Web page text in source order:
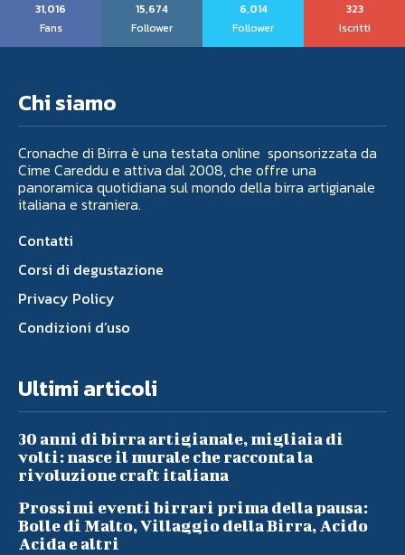
31,016
Fans
15,674
Follower
6,014
Follower
323
Iscritti
Chi siamo
Cronache di Birra è una testata online sponsorizzata da
Cime Careddu e attiva dal 2008, che offre una
panoramica quotidiana sul mondo della birra artigianale
italiana e straniera.
Contatti
Corsi di degustazione
Privacy Policy
Condizioni d’uso
Ultimi articoli
30 anni di birra artigianale, migliaia di
volti: nasce il murale che racconta la
rivoluzione craft italiana
Prossimi eventi birrari prima della pausa:
Bolle di Malto, Villaggio della Birra, Acido
Acida e altri